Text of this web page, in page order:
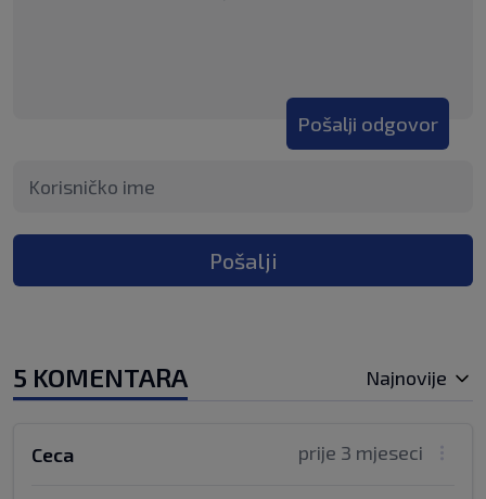
Pošalji odgovor
Pošalji
5 KOMENTARA Najnovije
prije 3 mjeseci
Ceca